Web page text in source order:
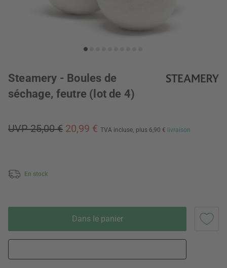
Steamery - Boules de
séchage, feutre (lot de 4)
UVP 25,00 € 20,99 € TVA incluse, plus 6,90 € livraison
En stock
Dans le panier